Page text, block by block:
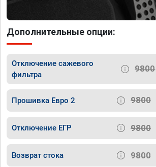
Дополнительные опции:
Отключение сажевого
фильтра
9800
Прошивка Евро 2 9800
Отключение ЕГР 9800
Возврат стока 9800